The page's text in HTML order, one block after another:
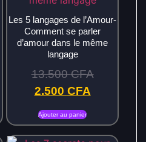
Les 5 langages de l’Amour-
Comment se parler
d’amour dans le même
langage
13.500CFA
2.500 CFA
Ajouter au panier